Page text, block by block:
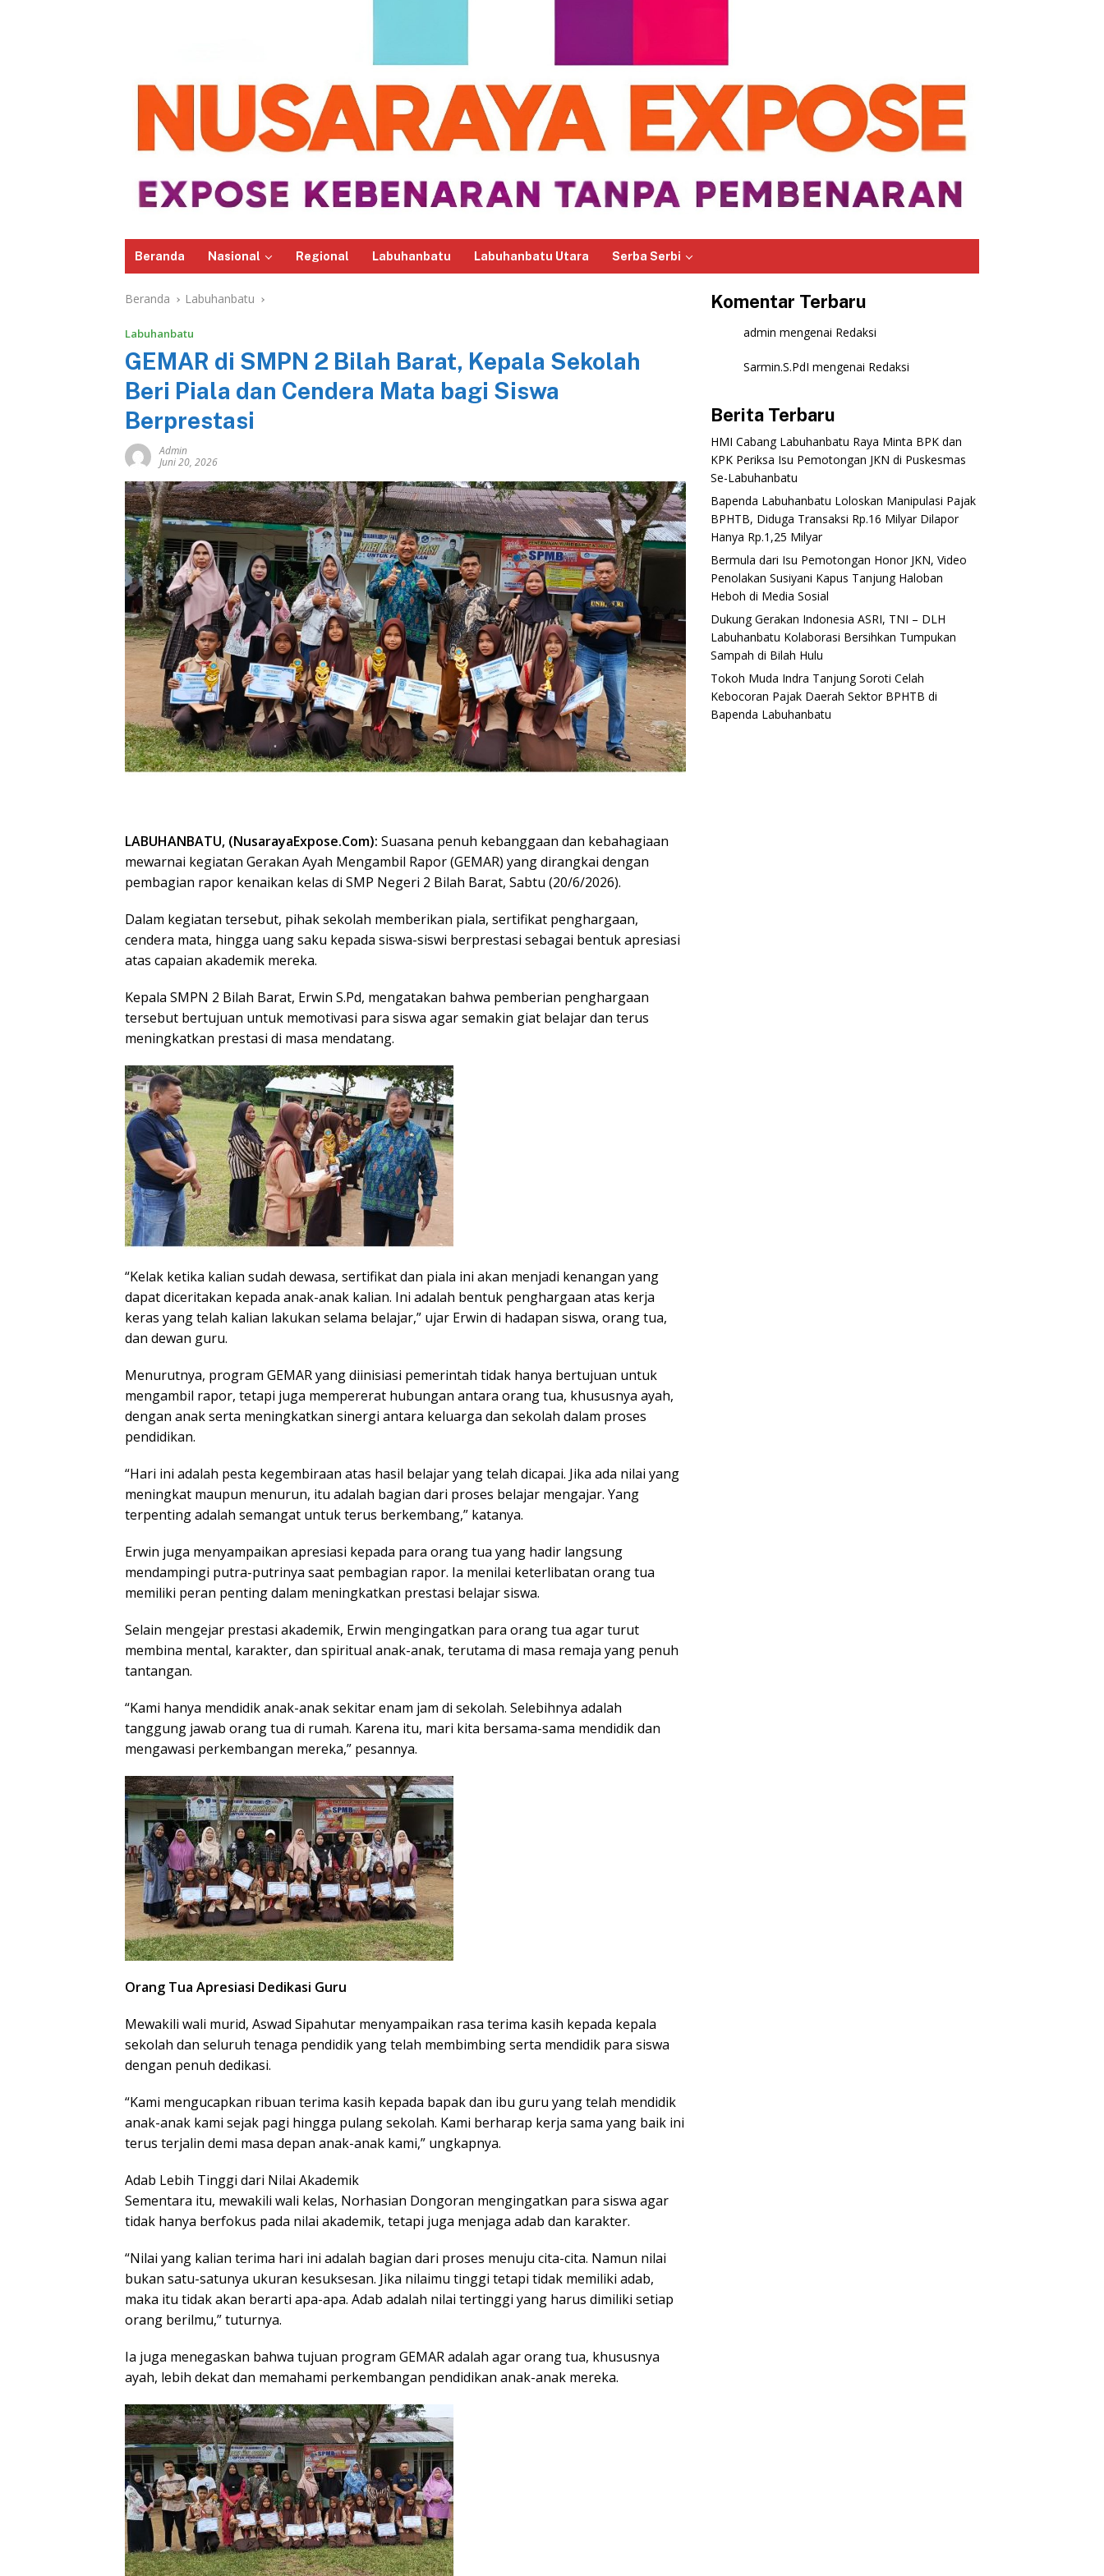
Beranda Nasional Regional Labuhanbatu Labuhanbatu Utara Serba Serbi
Beranda Labuhanbatu
Labuhanbatu
GEMAR di SMPN 2 Bilah Barat, Kepala Sekolah
Beri Piala dan Cendera Mata bagi Siswa
Berprestasi
Admin
Juni 20, 2026
LABUHANBATU, (NusarayaExpose.Com): Suasana penuh kebanggaan dan kebahagiaan
mewarnai kegiatan Gerakan Ayah Mengambil Rapor (GEMAR) yang dirangkai dengan
pembagian rapor kenaikan kelas di SMP Negeri 2 Bilah Barat, Sabtu (20/6/2026).
Dalam kegiatan tersebut, pihak sekolah memberikan piala, sertifikat penghargaan,
cendera mata, hingga uang saku kepada siswa-siswi berprestasi sebagai bentuk apresiasi
atas capaian akademik mereka.
Kepala SMPN 2 Bilah Barat, Erwin S.Pd, mengatakan bahwa pemberian penghargaan
tersebut bertujuan untuk memotivasi para siswa agar semakin giat belajar dan terus
meningkatkan prestasi di masa mendatang.
“Kelak ketika kalian sudah dewasa, sertifikat dan piala ini akan menjadi kenangan yang
dapat diceritakan kepada anak-anak kalian. Ini adalah bentuk penghargaan atas kerja
keras yang telah kalian lakukan selama belajar,” ujar Erwin di hadapan siswa, orang tua,
dan dewan guru.
Menurutnya, program GEMAR yang diinisiasi pemerintah tidak hanya bertujuan untuk
mengambil rapor, tetapi juga mempererat hubungan antara orang tua, khususnya ayah,
dengan anak serta meningkatkan sinergi antara keluarga dan sekolah dalam proses
pendidikan.
“Hari ini adalah pesta kegembiraan atas hasil belajar yang telah dicapai. Jika ada nilai yang
meningkat maupun menurun, itu adalah bagian dari proses belajar mengajar. Yang
terpenting adalah semangat untuk terus berkembang,” katanya.
Erwin juga menyampaikan apresiasi kepada para orang tua yang hadir langsung
mendampingi putra-putrinya saat pembagian rapor. Ia menilai keterlibatan orang tua
memiliki peran penting dalam meningkatkan prestasi belajar siswa.
Selain mengejar prestasi akademik, Erwin mengingatkan para orang tua agar turut
membina mental, karakter, dan spiritual anak-anak, terutama di masa remaja yang penuh
tantangan.
“Kami hanya mendidik anak-anak sekitar enam jam di sekolah. Selebihnya adalah
tanggung jawab orang tua di rumah. Karena itu, mari kita bersama-sama mendidik dan
mengawasi perkembangan mereka,” pesannya.
Orang Tua Apresiasi Dedikasi Guru
Mewakili wali murid, Aswad Sipahutar menyampaikan rasa terima kasih kepada kepala
sekolah dan seluruh tenaga pendidik yang telah membimbing serta mendidik para siswa
dengan penuh dedikasi.
“Kami mengucapkan ribuan terima kasih kepada bapak dan ibu guru yang telah mendidik
anak-anak kami sejak pagi hingga pulang sekolah. Kami berharap kerja sama yang baik ini
terus terjalin demi masa depan anak-anak kami,” ungkapnya.
Adab Lebih Tinggi dari Nilai Akademik
Sementara itu, mewakili wali kelas, Norhasian Dongoran mengingatkan para siswa agar
tidak hanya berfokus pada nilai akademik, tetapi juga menjaga adab dan karakter.
“Nilai yang kalian terima hari ini adalah bagian dari proses menuju cita-cita. Namun nilai
bukan satu-satunya ukuran kesuksesan. Jika nilaimu tinggi tetapi tidak memiliki adab,
maka itu tidak akan berarti apa-apa. Adab adalah nilai tertinggi yang harus dimiliki setiap
orang berilmu,” tuturnya.
Ia juga menegaskan bahwa tujuan program GEMAR adalah agar orang tua, khususnya
ayah, lebih dekat dan memahami perkembangan pendidikan anak-anak mereka.
Komentar Terbaru
admin mengenai Redaksi
Sarmin.S.PdI mengenai Redaksi
Berita Terbaru
‎HMI Cabang Labuhanbatu Raya Minta BPK dan
KPK Periksa Isu Pemotongan JKN di Puskesmas
Se-Labuhanbatu‎‎
‎Bapenda Labuhanbatu Loloskan Manipulasi Pajak
BPHTB, Diduga Transaksi Rp.16 Milyar Dilapor
Hanya Rp.1,25 Milyar
‎Bermula dari Isu Pemotongan Honor JKN, Video
Penolakan Susiyani Kapus Tanjung Haloban
Heboh di Media Sosial‎‎‎‎
‎Dukung Gerakan Indonesia ASRI, TNI – DLH
Labuhanbatu Kolaborasi Bersihkan Tumpukan
Sampah di Bilah Hulu
‎Tokoh Muda Indra Tanjung Soroti Celah
Kebocoran Pajak Daerah Sektor BPHTB di
Bapenda Labuhanbatu